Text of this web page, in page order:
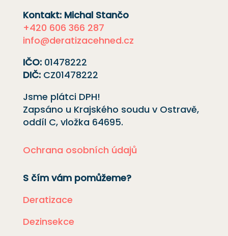
Kontakt: Michal Stančo
+420 606 366 287
info@deratizacehned.cz
IČO: 01478222
DIČ: CZ01478222
Jsme plátci DPH!
Zapsáno u Krajského soudu v Ostravě,
oddíl C, vložka 64695.
Ochrana osobních údajů
S čím vám pomůžeme?
Deratizace
Dezinsekce